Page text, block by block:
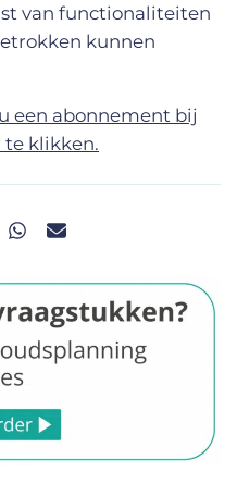
van functionaliteiten
kunnen
een abonnement bij
te klikken.